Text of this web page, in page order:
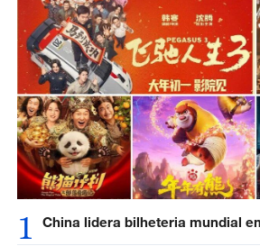
1 China lidera bilheteria mundial